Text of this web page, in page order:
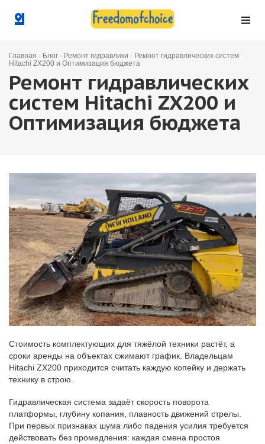
Главная - Блог - Ремонт гидравлики - Ремонт гидравлических систем
Hitachi ZX200 и Оптимизация бюджета
Ремонт гидравлических
систем Hitachi ZX200 и
Оптимизация бюджета
Стоимость комплектующих для тяжёлой техники растёт, а
сроки аренды на объектах сжимают график. Владельцам
Hitachi ZX200 приходится считать каждую копейку и держать
технику в строю.
Гидравлическая система задаёт скорость поворота
платформы, глубину копания, плавность движений стрелы.
При первых признаках шума либо падения усилия требуется
действовать без промедления: каждая смена простоя